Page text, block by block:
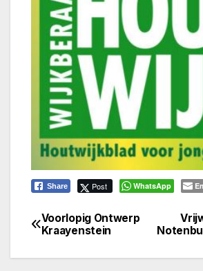
Share Post WhatsApp
Bericht
navigatie
Voorlopig Ontwerp
Kraayenstein